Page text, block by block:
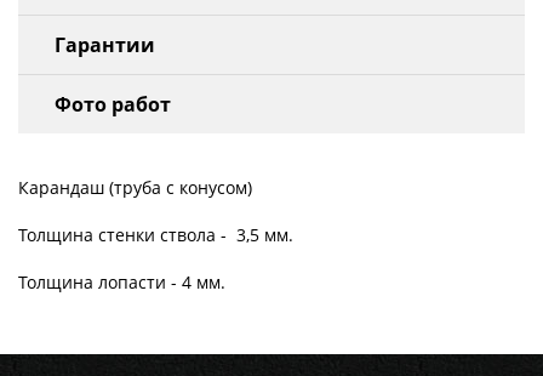
Гарантии
Фото работ
Карандаш (труба с конусом)
Толщина стенки ствола - 3,5 мм.
Толщина лопасти - 4 мм.